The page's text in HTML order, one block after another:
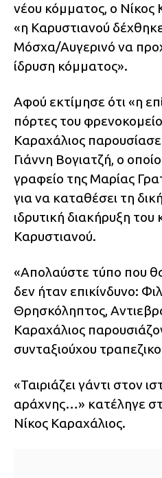
νέου κόμματος, ο Νίκος
«η Καρυστιανού
Μόσχα/Αυγερινό να
ίδρυση κόμματος».
Αφού εκτίμησε ότι «η
πόρτες του
Καραχάλιος
Γιάννη Βογιατζή, ο
γραφείο της Μαρίας
για να καταθέσει τη
ιδρυτική διακήρυξη
Καρυστιανού.
«Απολαύστε τύπο που
δεν ήταν επικίνδυνο:
Θρησκόληπτος,
Καραχάλιος
συνταξιούχου
«Ταιριάζει γάντι στον
αράχνης…» κατέληγε
Νίκος Καραχάλιος.